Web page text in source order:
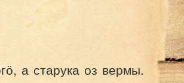
а старука оз вермы.